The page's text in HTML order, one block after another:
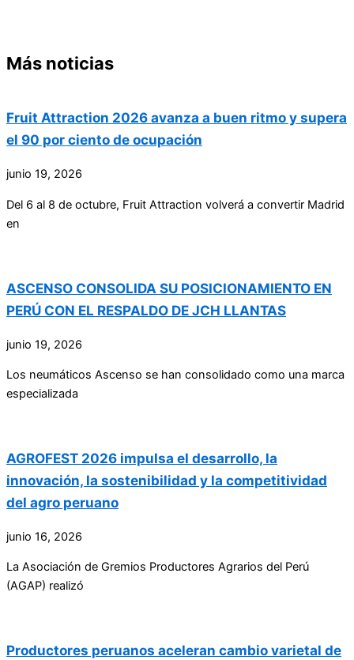
Más noticias
Fruit Attraction 2026 avanza a buen ritmo y supera
el 90 por ciento de ocupación
junio 19, 2026
Del 6 al 8 de octubre, Fruit Attraction volverá a convertir Madrid
en
ASCENSO CONSOLIDA SU POSICIONAMIENTO EN
PERÚ CON EL RESPALDO DE JCH LLANTAS
junio 19, 2026
Los neumáticos Ascenso se han consolidado como una marca
especializada
AGROFEST 2026 impulsa el desarrollo, la
innovación, la sostenibilidad y la competitividad
del agro peruano
junio 16, 2026
La Asociación de Gremios Productores Agrarios del Perú
(AGAP) realizó
Productores peruanos aceleran cambio varietal de